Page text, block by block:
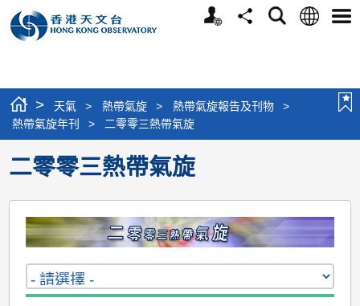
個
分
搜
語
選
> 天氣 > 熱帶氣旋 > 熱帶氣旋報告及刊物
>
熱帶氣旋年刊
> 二零零三熱帶氣旋
二零零三熱帶氣旋